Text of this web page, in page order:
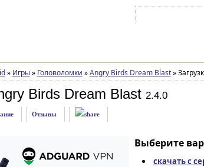
» Игры » Головоломки » Angry Birds Dream Blast »
Birds Dream Blast 2.4.0
Отзывы
Выберите
скачать с